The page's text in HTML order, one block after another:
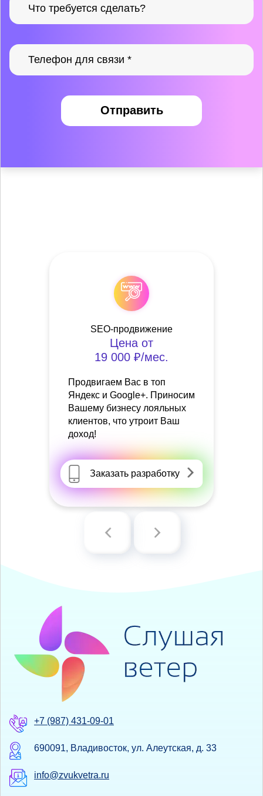
Отправить
SEO-продвижение
Цена от
19 000 ₽/мес.
Продвигаем Вас в топ
Яндекс и Google+. Приносим
Вашему бизнесу лояльных
клиентов, что утроит Ваш
доход!
Заказать разработку
+7 (987) 431-09-01
690091, Владивосток, ул. Алеутская, д. 33
info@zvukvetra.ru